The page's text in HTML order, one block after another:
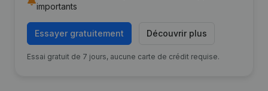
importants
Essayer gratuitement Découvrir plus
Essai gratuit de 7 jours, aucune carte de crédit requise.